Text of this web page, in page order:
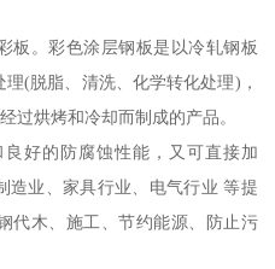
板。彩色涂层钢板是以冷轧钢板
(脱脂、清洗、化学转化处理)，
过烘烤和冷却而制成的产品。
好的防腐蚀性能，又可直接加
造业、家具行业、电气行业 等提
代木、施工、节约能源、防止污